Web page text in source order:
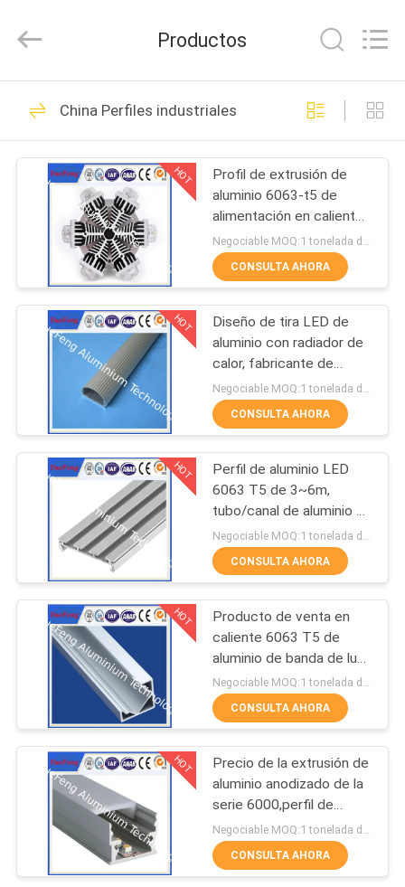
INICIO
PRODUCTOS
SOBRE
NOSOTROS
VISITA
FÁBRICA
CONTROL
CALIDAD
CONTÁCTENOS
NOTICIAS
SOLICITAR
COTIZACIÓN
MAPA
SITIO
Rights
Reserved.
ECER
perfiles estándar
107
perfiles
arquitectónicos
273
Perfiles industriales
Otros perfiles
464
128
Productos
China Perfiles industriales
HOT
Profil de extrusión de
aluminio 6063-t5 de
alimentación en caliente,
extrusión de radiador de
aluminio con alimentación
Negociable MOQ:1 tonelada después de confirmar las muestras
CONSULTA AHORA
HOT
Diseño de tira LED de
aluminio con radiador de
calor, fabricante de
barras de tira LED de
aluminio
CONSULTA AHORA
HOT
Perfil de aluminio LED
6063 T5 de 3~6m,
tubo/canal de aluminio en
U anodizado/con
recubrimiento en polvo
CONSULTA AHORA
HOT
Producto de venta en
caliente 6063 T5 de
aluminio de banda de luz
canales de aluminio
sellado
Negociable MOQ:1 tonelada después de confirmar las muestras
CONSULTA AHORA
HOT
Precio de la extrusión de
aluminio anodizado de la
serie 6000,perfil de
aluminio para lámparas
LED de tubo
Negociable MOQ:1 tonelada después de confirmar las muestras
CONSULTA AHORA